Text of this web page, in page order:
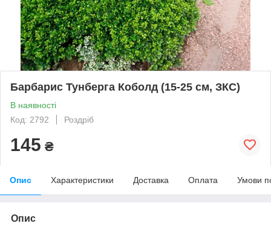
Барбарис Тунберга Коболд (15-25 см, ЗКС)
В наявності
Код: 2792
Роздріб
145 ₴
Опис Характеристики Доставка Оплата Умови
Опис